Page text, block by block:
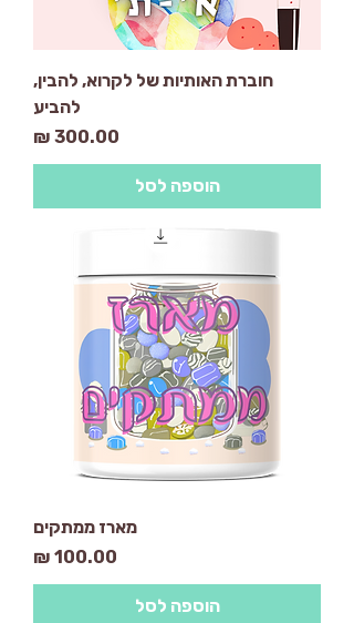
חוברת האותיות של לקרוא, להבין,
להביע
מחיר
הוספה לסל
מארז ממתקים
מחיר
הוספה לסל